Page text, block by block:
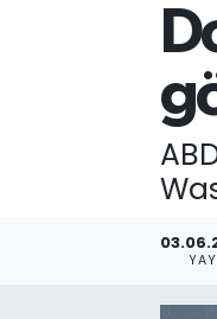
MAGAZİN
Süper Lig
Tüm
Son Dakika
Haber Arşivi